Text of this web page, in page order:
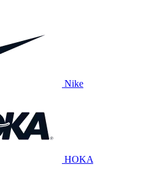
Nike
HOKA